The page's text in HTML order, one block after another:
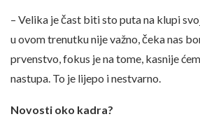
– Velika je čast biti sto puta na klupi
u ovom trenutku nije važno, čeka nas
prvenstvo, fokus je na tome, kasnije
nastupa. To je lijepo i nestvarno.
Novosti oko kadra?